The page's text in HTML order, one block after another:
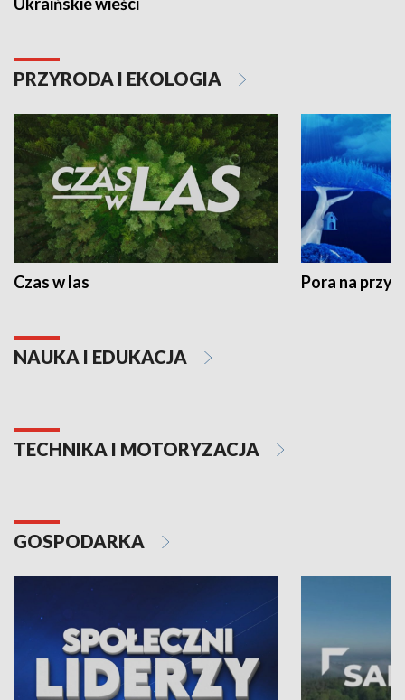
Ukraińskie wieści
PRZYRODA I EKOLOGIA
Czas w las Pora na
NAUKA I EDUKACJA
TECHNIKA I MOTORYZACJA
GOSPODARKA